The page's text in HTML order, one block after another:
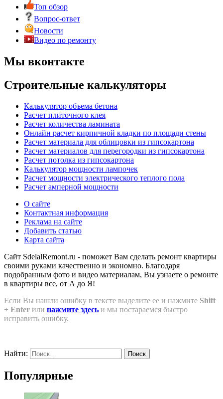
Топ обзор
Вопрос-ответ
Новости
Видео по ремонту
Мы вконтакте
Строительные калькуляторы
Калькулятор объема бетона
Расчет плиточного клея
Расчет количества ламината
Онлайн расчет кирпичной кладки по площади стены
Расчет материала для облицовки из гипсокартона
Расчет материалов для перегородки из гипсокартона
Расчет потолка из гипсокартона
Калькулятор мощности лампочек
Расчет мощности электрического теплого пола
Расчет амперной мощности
О сайте
Контактная информация
Реклама на сайте
Добавить статью
Карта сайта
Сайт SdelalRemont.ru - поможет Вам сделать ремонт квартиры
своими руками качественно и экономно. Благодаря
подобранным фото и видео материалам, Вы узнаете о ремонте
в квартиры все, от А до Я!
Если Вы нашли ошибку в тексте выделите ее и нажмите Shift
+ Enter или нажмите здесь и мы постараемся быстро
исправить ошибку.
Найти:
Популярные